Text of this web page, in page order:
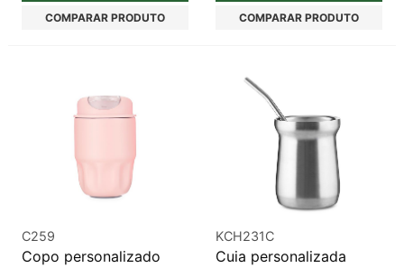
COMPARAR PRODUTO COMPARAR PRODUTO
C259
Copo personalizado
KCH231C
Cuia personalizada